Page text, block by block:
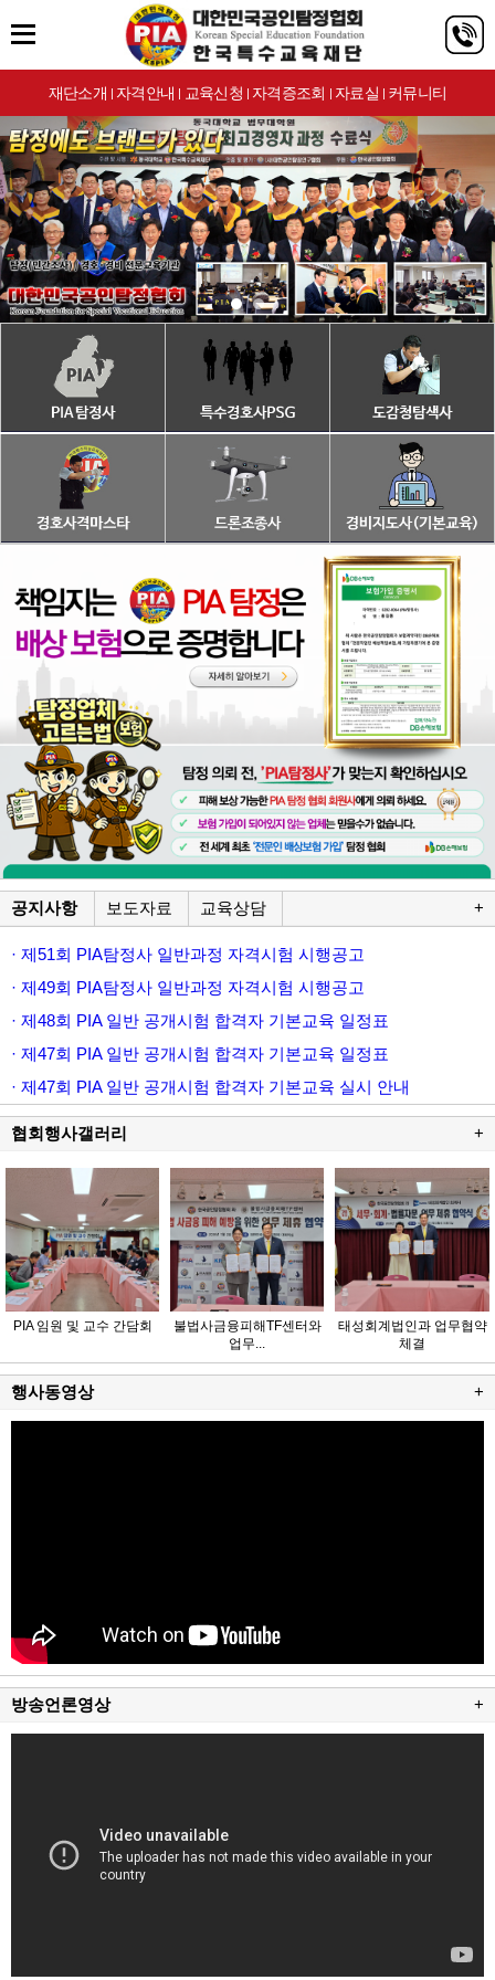
재단소개 | 자격안내 | 교육신청 | 자격증조회 | 자료실 | 커뮤니티
공지사항 보도자료 교육상담 +
· 제51회 PIA탐정사 일반과정 자격시험 시행공고
· 제49회 PIA탐정사 일반과정 자격시험 시행공고
· 제48회 PIA 일반 공개시험 합격자 기본교육 일정표
· 제47회 PIA 일반 공개시험 합격자 기본교육 일정표
· 제47회 PIA 일반 공개시험 합격자 기본교육 실시 안내
협회행사갤러리 +
PIA 임원 및 교수 간담회
불법사금융피해TF센터와
업무...
태성회계법인과 업무협약
체결
행사동영상 +
방송언론영상 +